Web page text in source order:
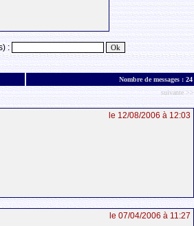
:
Nombre de messages : 24
suivante >>
le 12/08/2006 à 12:03
le 07/04/2006 à 11:27